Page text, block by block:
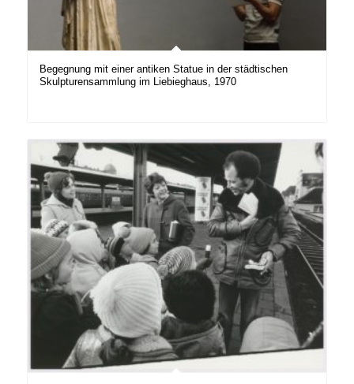
Begegnung mit einer antiken Statue in der städtischen
Skulpturensammlung im Liebieghaus, 1970